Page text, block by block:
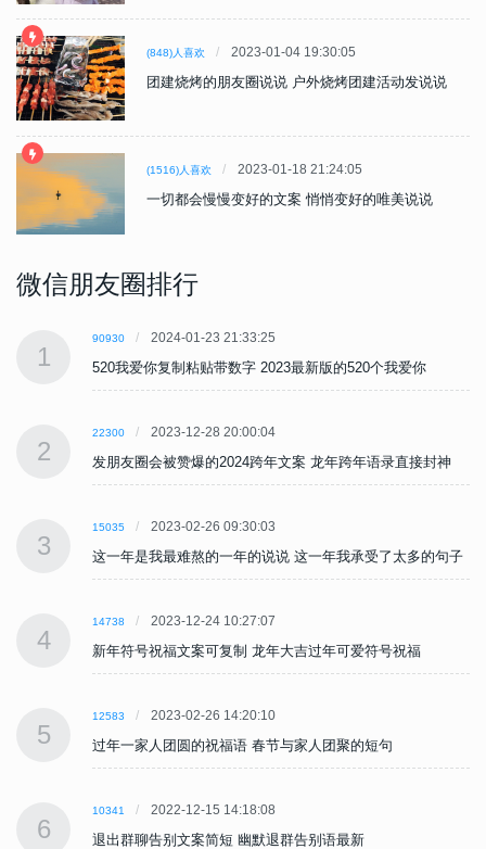
(848)人喜欢 2023-01-04 19:30:05
团建烧烤的朋友圈说说 户外烧烤团建活动发说说
(1516)人喜欢 2023-01-18 21:24:05
一切都会慢慢变好的文案 悄悄变好的唯美说说
微信朋友圈排行
1
90930 2024-01-23 21:33:25
520我爱你复制粘贴带数字 2023最新版的520个我爱你
2
22300 2023-12-28 20:00:04
发朋友圈会被赞爆的2024跨年文案 龙年跨年语录直接封神
3
15035 2023-02-26 09:30:03
这一年是我最难熬的一年的说说 这一年我承受了太多的句子
4
14738 2023-12-24 10:27:07
新年符号祝福文案可复制 龙年大吉过年可爱符号祝福
5
12583 2023-02-26 14:20:10
过年一家人团圆的祝福语 春节与家人团聚的短句
6
10341 2022-12-15 14:18:08
退出群聊告别文案简短 幽默退群告别语最新